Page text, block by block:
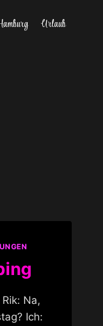
Urlaub
Na,
Ich: